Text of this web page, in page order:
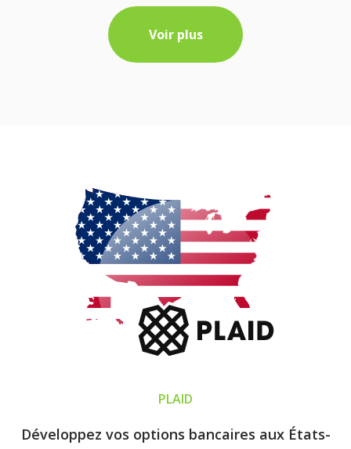
Voir plus
PLAID
Développez vos options bancaires aux États-